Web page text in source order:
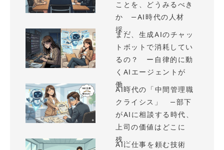
ことを、どうみるべき
か —AI時代の人材
採...
まだ、生成AIのチャッ
トボットで消耗してい
るの？ ー自律的に動
くAIエージェントが
働...
AI時代の「中間管理職
クライシス」 —部下
がAIに相談する時代、
上司の価値はどこに
残...
AIに仕事を頼む技術